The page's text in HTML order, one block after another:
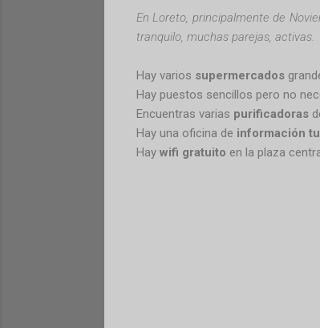
En Loreto, principalmente de
tranquilo, muchas parejas, activas.
Hay varios supermercados
Hay puestos sencillos pero no
Encuentras varias purificadoras
Hay una oficina de información
Hay wifi gratuito en la plaza